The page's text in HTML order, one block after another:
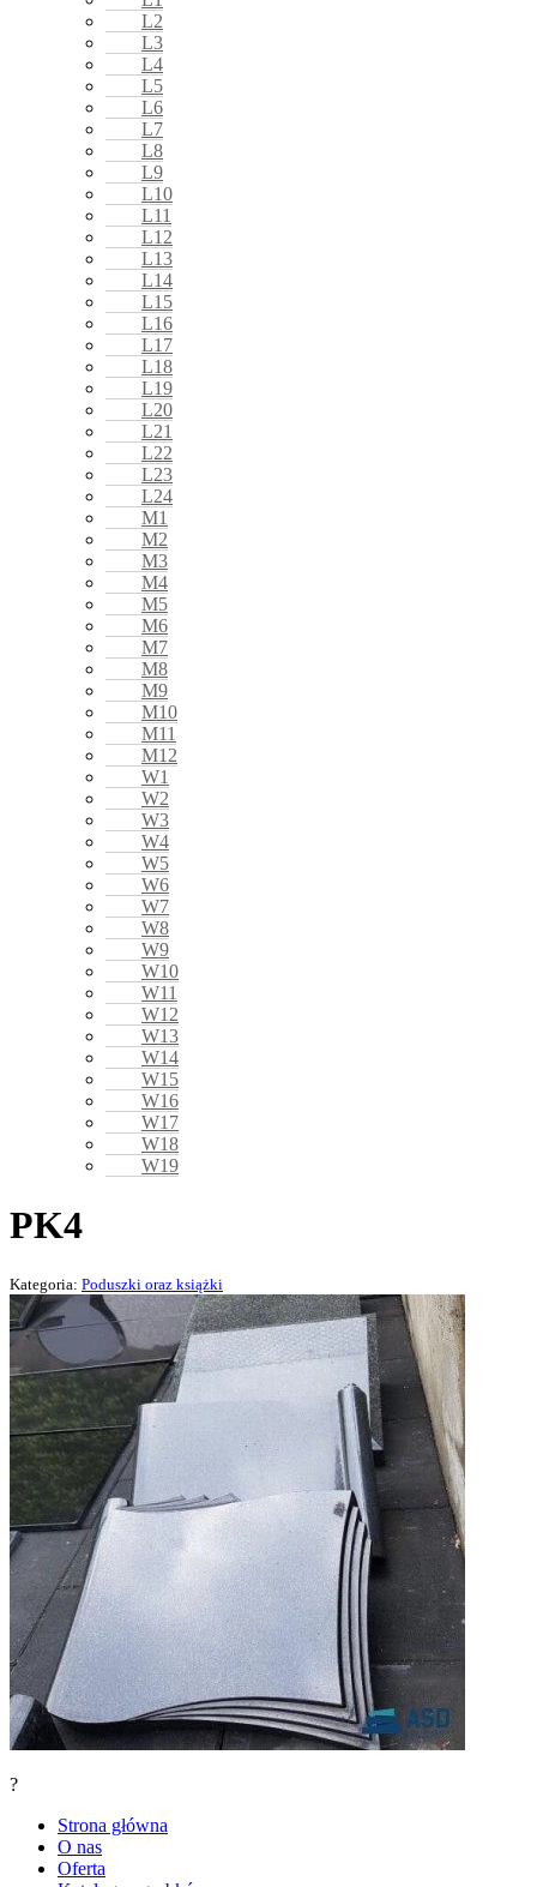
L2
L3
L4
L5
L6
L7
L8
L9
L10
L11
L12
L13
L14
L15
L16
L17
L18
L19
L20
L21
L22
L23
L24
M1
M2
M3
M4
M5
M6
M7
M8
M9
M10
M11
M12
W1
W2
W3
W4
W5
W6
W7
W8
W9
W10
W11
W12
W13
W14
W15
W16
W17
W18
W19
PK4
Kategoria: Poduszki oraz książki
?
Strona główna
O nas
Oferta